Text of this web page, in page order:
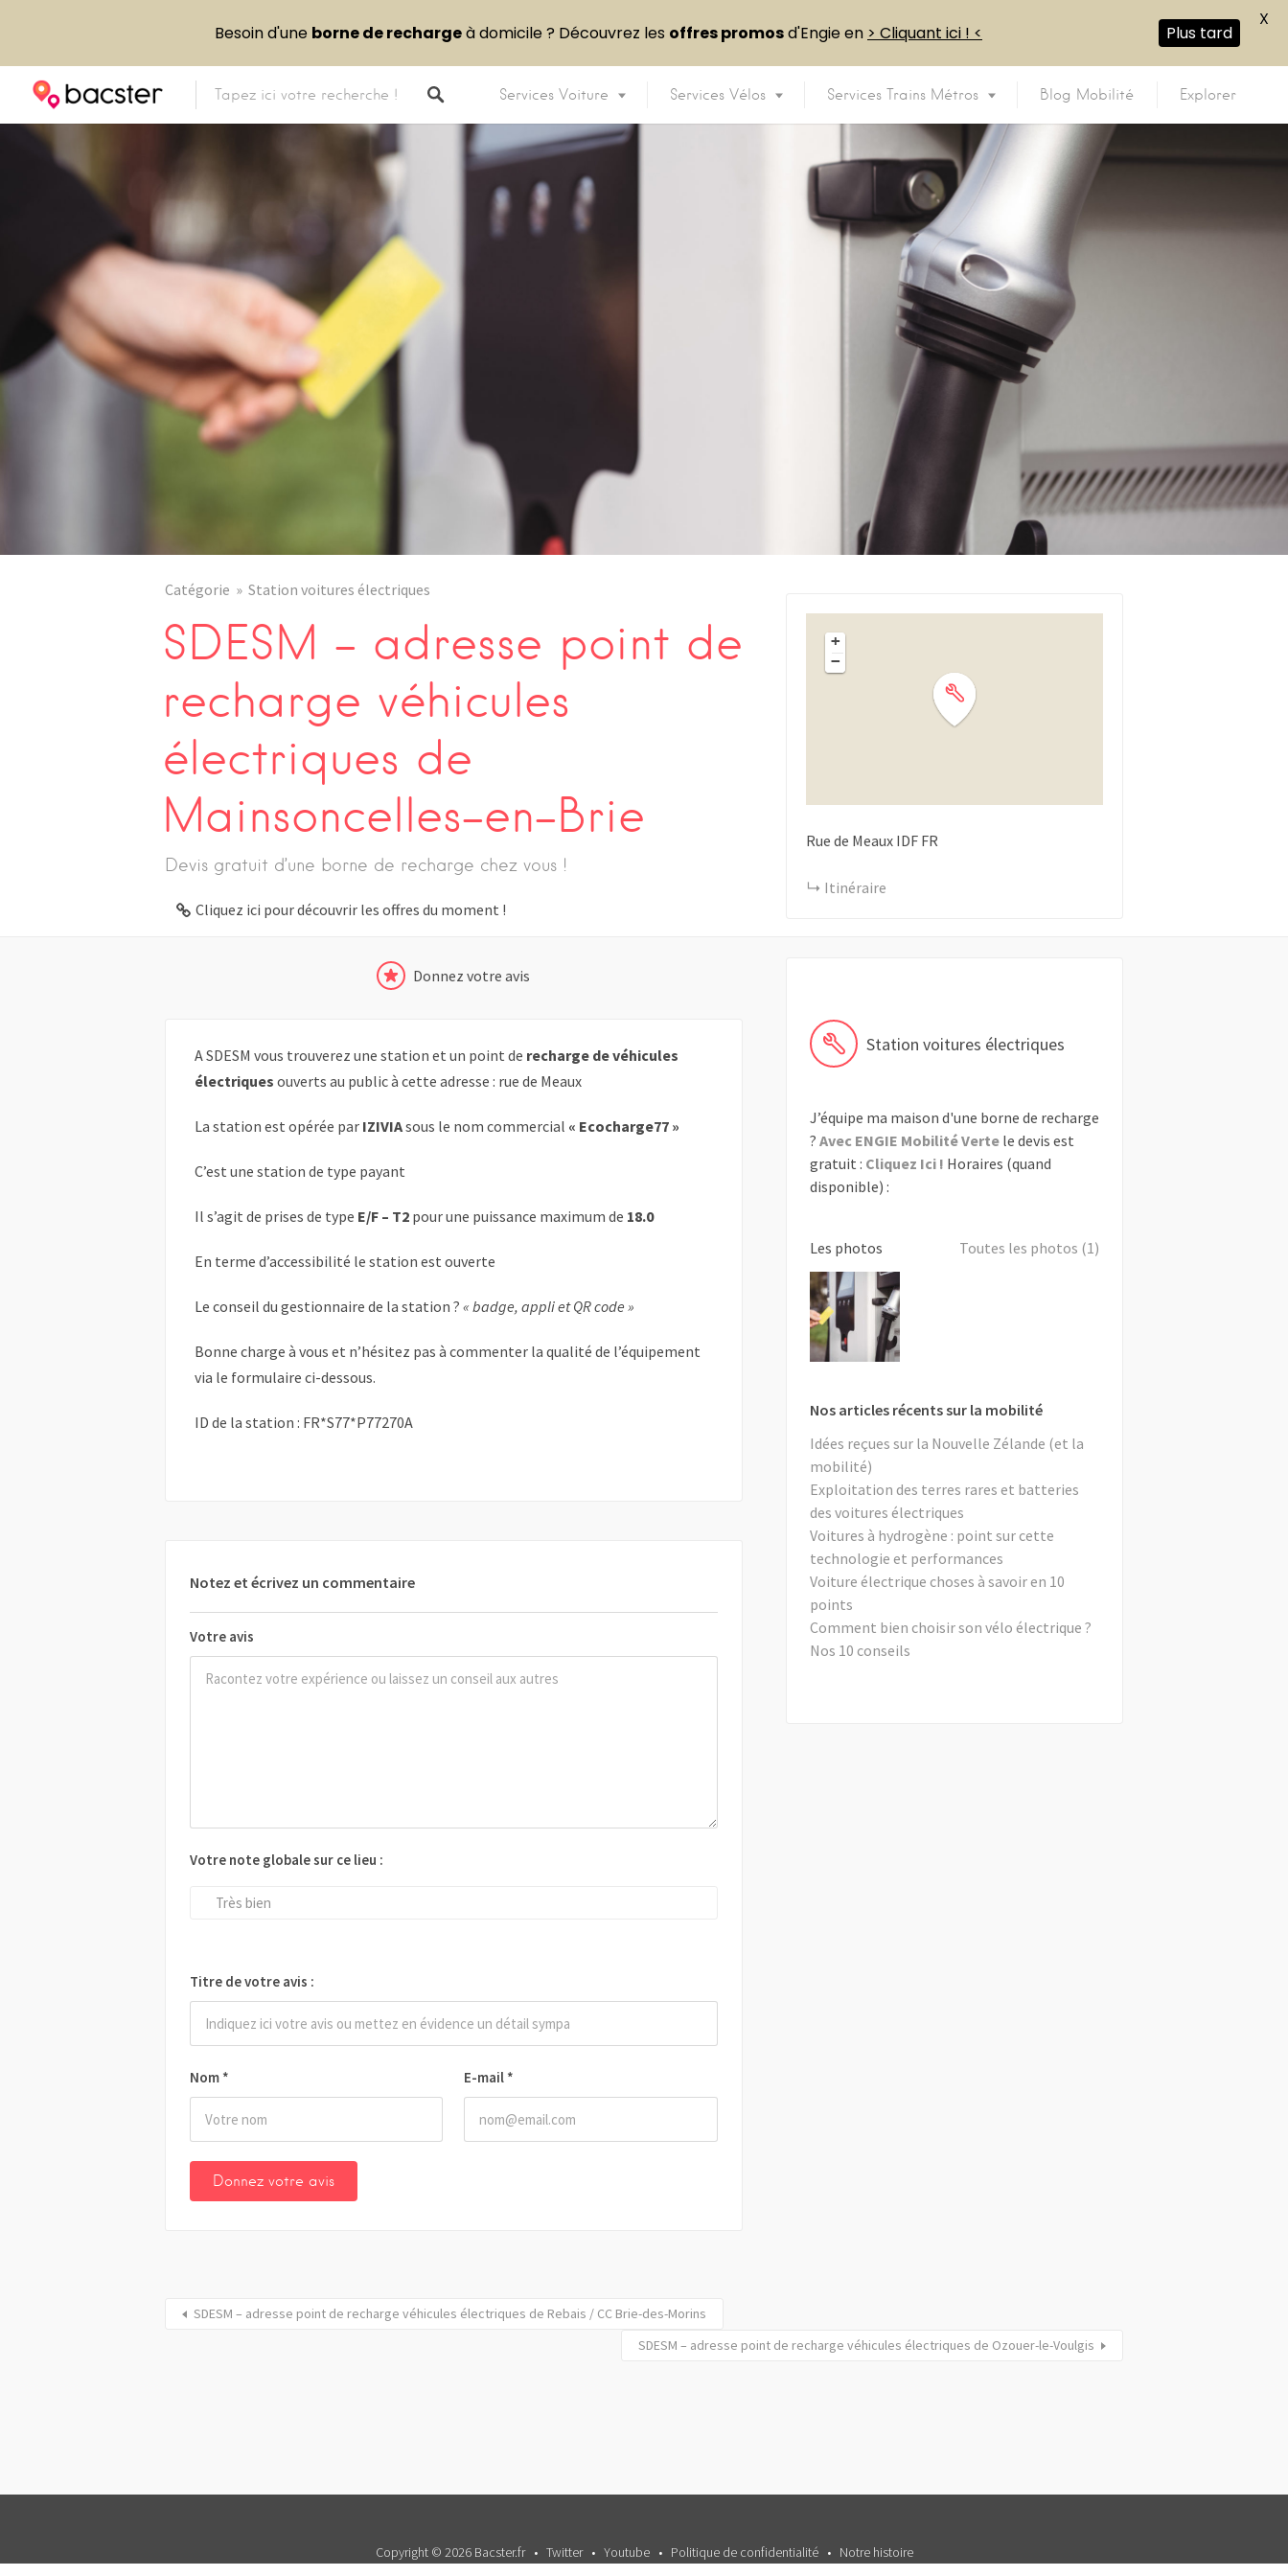
Services Voiture Services Vélos Services Trains Métros Blog Mobilité Explorer
Catégorie Station voitures électriques
SDESM – adresse point de
recharge véhicules
électriques de
Mainsoncelles-en-Brie
Devis gratuit d’une borne de recharge chez vous !
Cliquez ici pour découvrir les offres du moment !
Donnez votre avis
A SDESM vous trouverez une station et un point de recharge de véhicules
électriques ouverts au public à cette adresse : rue de Meaux
La station est opérée par IZIVIAsous le nom commercial « Ecocharge77 »
C’est une station de type payant
Il s’agit de prises de type E/F – T2 pour une puissance maximum de 18.0
En terme d’accessibilité le station est ouverte
Le conseil du gestionnaire de la station ? « badge, appli et QR code »
Bonne charge à vous et n’hésitez pas à commenter la qualité de l’équipement
via le formulaire ci-dessous.
ID de la station : FR*S77*P77270A
Notez et écrivez un commentaire
Votre avis
Nom * E-mail *
Votre note globale sur ce lieu :
Très bien
Titre de votre avis :
+
−
Rue de Meaux IDF FR
Itinéraire
Station voitures électriques
J’équipe ma maison d'une borne de recharge
? Avec ENGIE Mobilité Vertele devis est
gratuit : Cliquez Ici ! Horaires (quand
disponible) :
Les photos Toutes les photos (1)
Nos articles récents sur la mobilité
Idées reçues sur la Nouvelle Zélande (et la
mobilité)
Exploitation des terres rares et batteries
des voitures électriques
Voitures à hydrogène : point sur cette
technologie et performances
Voiture électrique choses à savoir en 10
points
Comment bien choisir son vélo électrique ?
Nos 10 conseils
SDESM – adresse point de recharge véhicules électriques de Rebais / CC Brie-des-Morins
SDESM – adresse point de recharge véhicules électriques de Ozouer-le-Voulgis
Copyright © 2026 Bacster.fr Twitter Youtube Politique de confidentialité Notre histoire
Besoin d'une borne de rechargeà domicile ? Découvrez les offres promosd'Engie en > Cliquant ici ! < Plus tard
X